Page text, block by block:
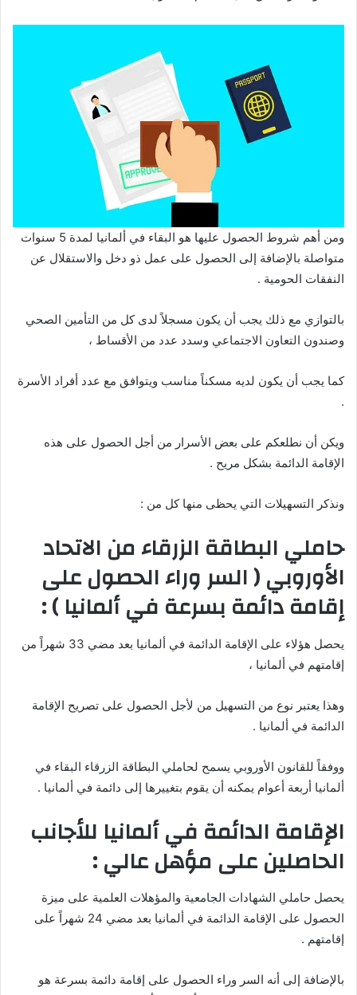
ومن أهم شروط الحصول عليها هو البقاء في ألمانيا لمدة 5 سنوات
متواصلة بالإضافة إلى الحصول على عمل ذو دخل والاستقلال عن
النفقات الحومية .
بالتوازي مع ذلك يجب أن يكون مسجلاً لدى كل من التأمين الصحي
وصندون التعاون الاجتماعي وسدد عدد من الأقساط ،
كما يجب أن يكون لديه مسكناً مناسب ويتوافق مع عدد أفراد الأسرة
.
ويكن أن نطلعكم على بعض الأسرار من أجل الحصول على هذه
الإقامة الدائمة بشكل مريح .
ونذكر التسهيلات التي يحظى منها كل من :
حاملي البطاقة الزرقاء من الاتحاد
الأوروبي ( السر وراء الحصول على
إقامة دائمة بسرعة في ألمانيا ) :
يحصل هؤلاء على الإقامة الدائمة في ألمانيا بعد مضي 33 شهراً من
إقامتهم في ألمانيا ،
وهذا يعتبر نوع من التسهيل من لأجل الحصول على تصريح الإقامة
الدائمة في ألمانيا .
ووفقاً للقانون الأوروبي يسمح لحاملي البطاقة الزرقاء البقاء في
ألمانيا أربعة أعوام يمكنه أن يقوم بتغييرها إلى دائمة في ألمانيا .
الإقامة الدائمة في ألمانيا للأجانب
الحاصلين على مؤهل عالي :
يحصل حاملي الشهادات الجامعية والمؤهلات العلمية على ميزة
الحصول على الإقامة الدائمة في ألمانيا بعد مضي 24 شهراً على
إقامتهم .
بالإضافة إلى أنه السر وراء الحصول على إقامة دائمة بسرعة هو